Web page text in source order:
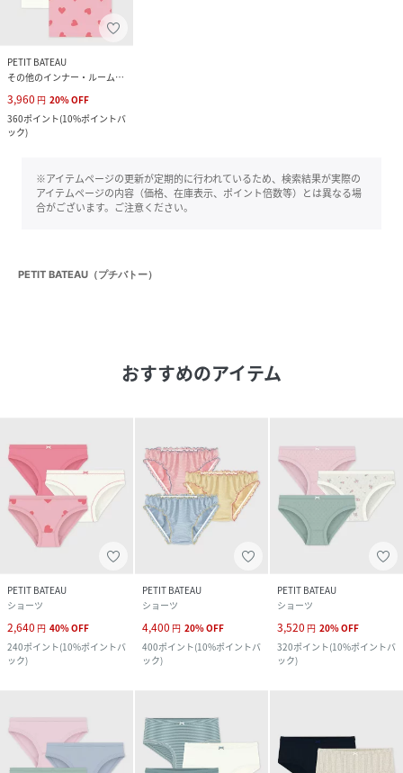
PETIT BATEAU
その他のインナー・ルームウェア
3,960 円 20%OFF
360ポイント(10%ポイントバ
ック)
※アイテムページの更新が定期的に行われているため、検索結果が実際の
アイテムページの内容（価格、在庫表示、ポイント倍数等）とは異なる場
合がございます。ご注意ください。
PETIT BATEAU（プチバトー）
おすすめのアイテム
PETIT BATEAU
ショーツ
2,640 円 40%OFF
240ポイント(10%ポイントバ
ック)
PETIT BATEAU
ショーツ
4,400 円 20%OFF
400ポイント(10%ポイントバ
ック)
PETIT BATEAU
ショーツ
3,520 円 20%OFF
320ポイント(10%ポイントバ
ック)